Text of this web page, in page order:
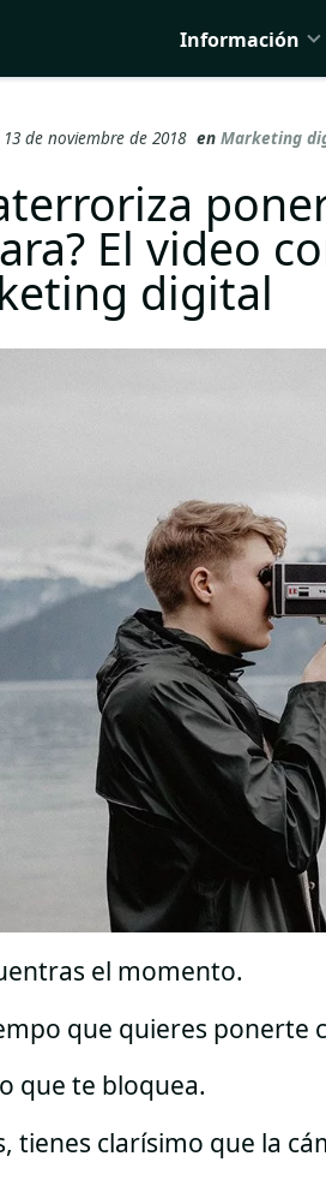
Información
de noviembre de 2018 en Marketing
El video
digital
el momento.
que quieres ponerte
que te bloquea.
tienes clarísimo que la